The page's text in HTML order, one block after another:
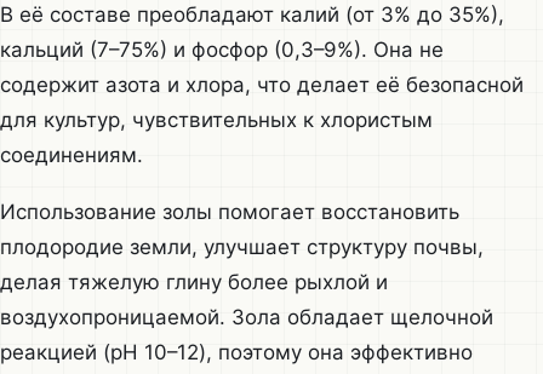
В её составе преобладают калий (от 3% до 35%),
кальций (7–75%) и фосфор (0,3–9%). Она не
содержит азота и хлора, что делает её безопасной
для культур, чувствительных к хлористым
соединениям.
Использование золы помогает восстановить
плодородие земли, улучшает структуру почвы,
делая тяжелую глину более рыхлой и
воздухопроницаемой. Зола обладает щелочной
реакцией (pH 10–12), поэтому она эффективно